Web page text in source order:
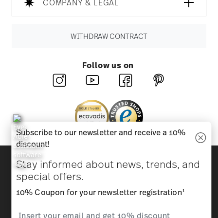
COMPANY & LEGAL
WITHDRAW CONTRACT
Follow us on
Beauty & functionality for your home
Homepage General terms and conditions
Privacy
Subscribe to our newsletter and receive a 10%
discount!
Stay informed about news, trends, and
special offers.
10% Coupon for your newsletter registration1